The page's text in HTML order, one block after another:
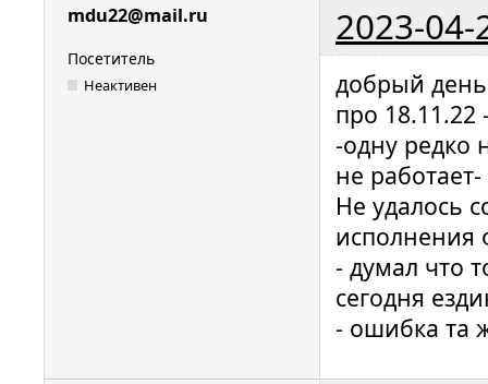
mdu22@mail.ru 2023-04-
Посетитель
Неактивен
добрый
про 18.11.22
-одну редко
не
Не удалось
исполнения
- думал что
сегодня
- ошибка та